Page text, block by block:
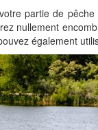
partie de
nullement
également